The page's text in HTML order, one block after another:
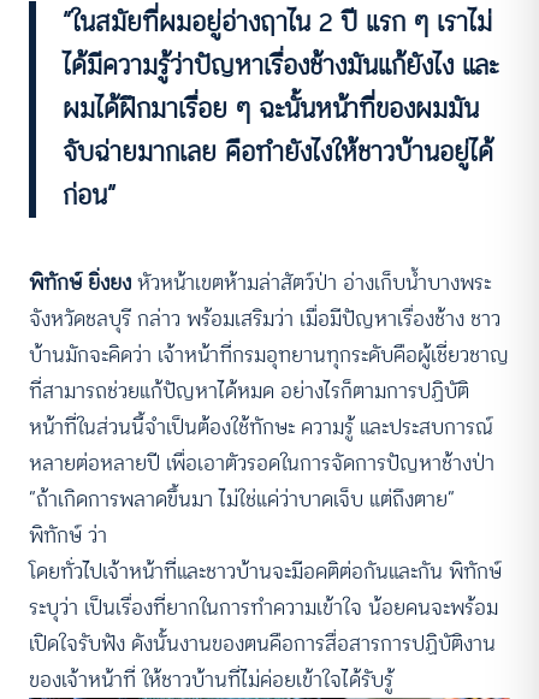
“ในสมัยที่ผมอยู่อ่างฤาไน 2 ปี แรก ๆ เราไม่
ได้มีความรู้ว่าปัญหาเรื่องช้างมันแก้ยังไง และ
ผมได้ฝึกมาเรื่อย ๆ ฉะนั้นหน้าที่ของผมมัน
จับฉ่ายมากเลย คือทำยังไงให้ชาวบ้านอยู่ได้
ก่อน”
พิทักษ์ ยิ่งยงหัวหน้าเขตห้ามล่าสัตว์ป่า อ่างเก็บน้ำบางพระ
จังหวัดชลบุรี กล่าว พร้อมเสริมว่า เมื่อมีปัญหาเรื่องช้าง ชาว
บ้านมักจะคิดว่า เจ้าหน้าที่กรมอุทยานทุกระดับคือผู้เชี่ยวชาญ
ที่สามารถช่วยแก้ปัญหาได้หมด อย่างไรก็ตามการปฏิบัติ
หน้าที่ในส่วนนี้จำเป็นต้องใช้ทักษะ ความรู้ และประสบการณ์
หลายต่อหลายปี เพื่อเอาตัวรอดในการจัดการปัญหาช้างป่า
“ถ้าเกิดการพลาดขึ้นมา ไม่ใช่แค่ว่าบาดเจ็บ แต่ถึงตาย”
พิทักษ์ ว่า
โดยทั่วไปเจ้าหน้าที่และชาวบ้านจะมีอคติต่อกันและกัน พิทักษ์
ระบุว่า เป็นเรื่องที่ยากในการทำความเข้าใจ น้อยคนจะพร้อม
เปิดใจรับฟัง ดังนั้นงานของตนคือการสื่อสารการปฏิบัติงาน
ของเจ้าหน้าที่ ให้ชาวบ้านที่ไม่ค่อยเข้าใจได้รับรู้